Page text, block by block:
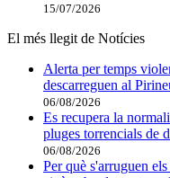
15/07/2026
El més llegit de Notícies
Alerta per temps
descarreguen al
06/08/2026
Es recupera la
pluges torrencials de
06/08/2026
Per què s'arruguen